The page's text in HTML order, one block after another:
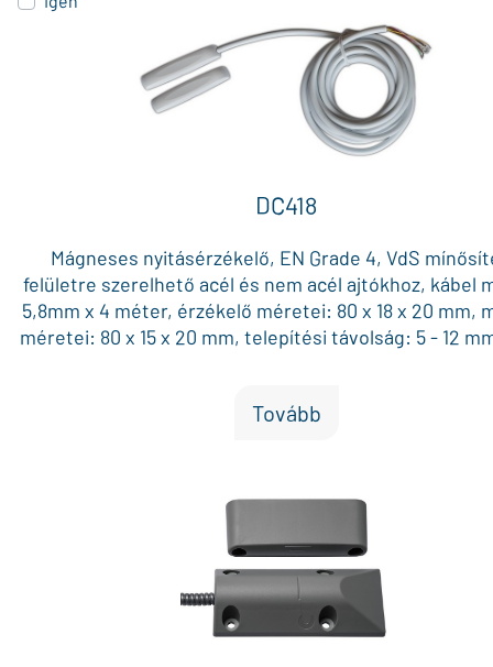
DC418
Mágneses nyitásérzékelő, EN Grade 4, VdS
felületre szerelhető acél és nem acél ajtókhoz, kábel
5,8mm x 4 méter, érzékelő méretei: 80 x 18 x 20 mm,
méretei: 80 x 15 x 20 mm, telepítési távolság: 5 - 12
Tovább